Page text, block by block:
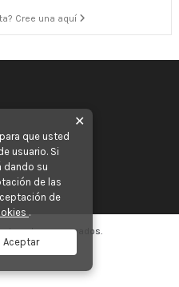
Cree una aquí
derechos reservados.
✕
que usted
usuario. Si
dando su
de las
de
.
Aceptar